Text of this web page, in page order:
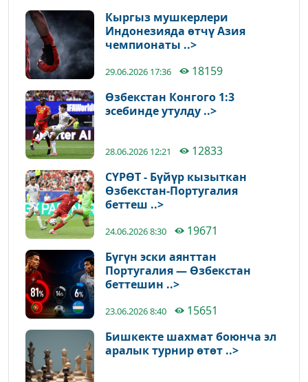
Кыргыз мушкерлери
Индонезияда өтчү Азия
чемпионаты ..>
29.06.2026 17:36
18159
Өзбекстан Конгого 1:3
эсебинде утулду ..>
28.06.2026 12:21
12833
СҮРӨТ - Бүйүр кызыткан
Өзбекстан-Португалия
беттеш ..>
24.06.2026 8:30
19671
Бүгүн эски аянттан
Португалия — Өзбекстан
беттешин ..>
23.06.2026 8:40
15651
Бишкекте шахмат боюнча эл
аралык турнир өтөт ..>